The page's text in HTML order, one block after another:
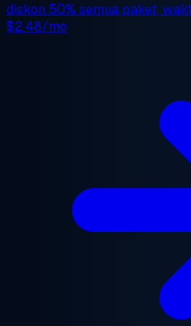
diskon 50% semua paket,
$2.48/mo